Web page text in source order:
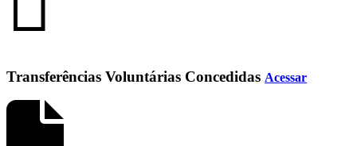
Transferências Voluntárias Concedidas Acessar